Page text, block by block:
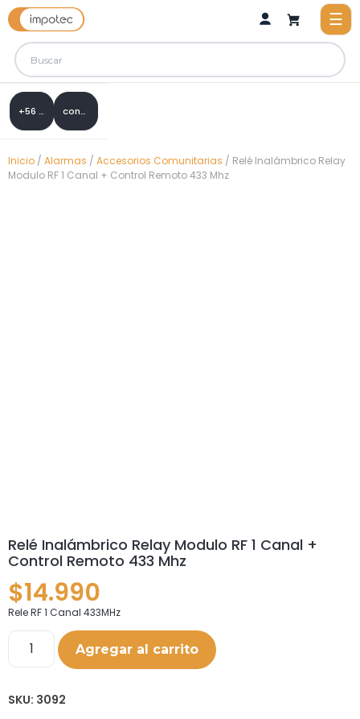
+56 9 8288 0307 contacto@impotec.cl
Inicio / Alarmas / Accesorios Comunitarias / Relé Inalámbrico Relay
Modulo RF 1 Canal + Control Remoto 433 Mhz
Relé Inalámbrico Relay Modulo RF 1 Canal +
Control Remoto 433 Mhz
$14.990
Rele RF 1 Canal 433MHz
Agregar al carrito
SKU: 3092